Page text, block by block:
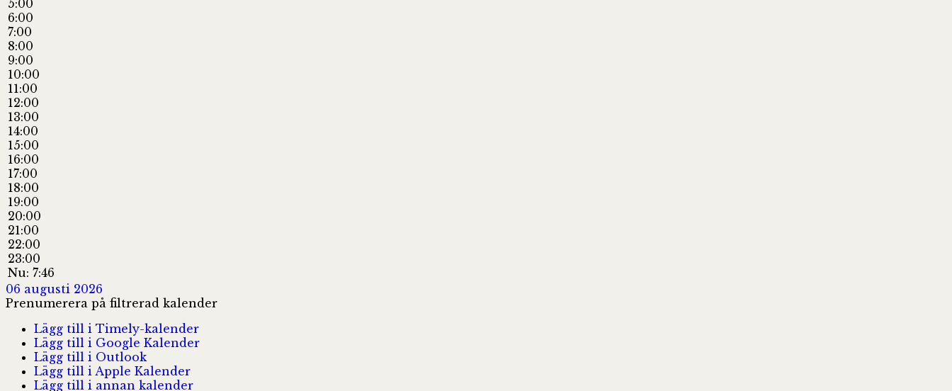
5:00
6:00
7:00
8:00
9:00
10:00
11:00
12:00
13:00
14:00
15:00
16:00
17:00
18:00
19:00
20:00
21:00
22:00
23:00
Nu: 7:46
06 augusti 2026
Prenumerera på filtrerad kalender
Lägg till i Timely-kalender
Lägg till i Google Kalender
Lägg till i Outlook
Lägg till i Apple Kalender
Lägg till i annan kalender